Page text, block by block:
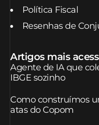
Política Fiscal
Resenhas de
Artigos mais
Agente de IA que
IBGE sozinho
Como construímos
atas do Copom